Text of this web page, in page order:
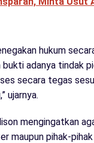
hukum
adanya tindak
secara tegas
ujarnya.
mengingatkan
maupun pihak-